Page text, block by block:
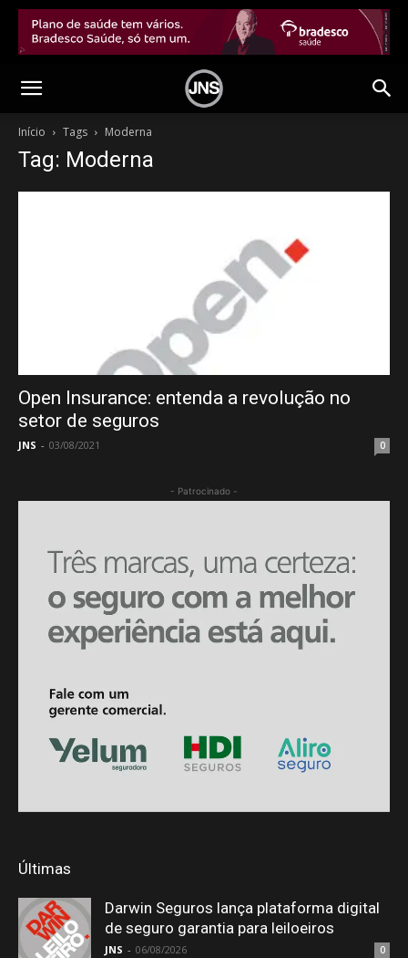
Início Tags Moderna
Tag: Moderna
Open Insurance: entenda a revolução no
setor de seguros
JNS - 03/08/2021 0
- Patrocinado -
Últimas
Darwin Seguros lança plataforma digital
de seguro garantia para leiloeiros
JNS - 06/08/2026 0